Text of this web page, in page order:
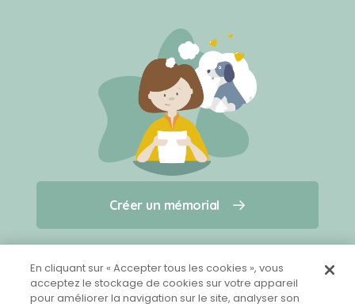
Créer un mémorial
Qui sommes-nous ?
Nous contacter
Créer un mémorial
En cliquant sur « Accepter tous les cookies », vous
acceptez le stockage de cookies sur votre appareil
pour améliorer la navigation sur le site, analyser son